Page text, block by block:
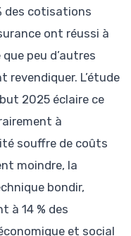
des cotisations
ont réussi à
peu d’autres
revendiquer. L’étude
2025 éclaire ce
à
souffre de coûts
moindre, la
bondir,
à 14 % des
et social